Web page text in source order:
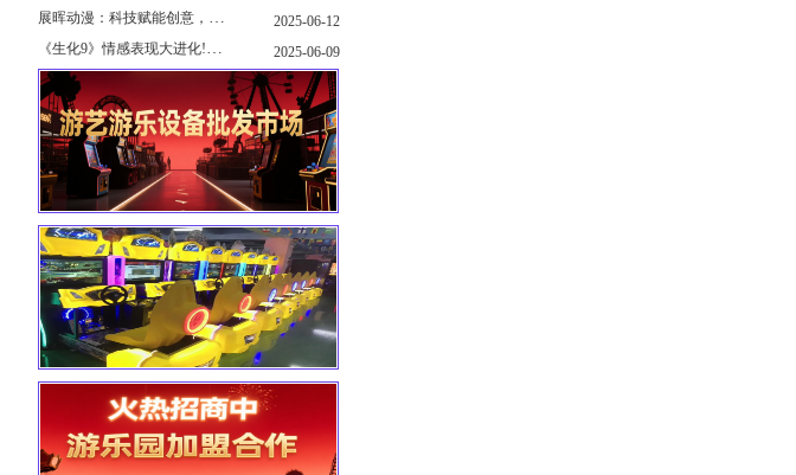
展晖动漫：科技赋能创意，打造沉浸式游艺新体验 2025-06-12
《生化9》情感表现大进化!眼神、颤抖细节拉满！ 2025-06-09